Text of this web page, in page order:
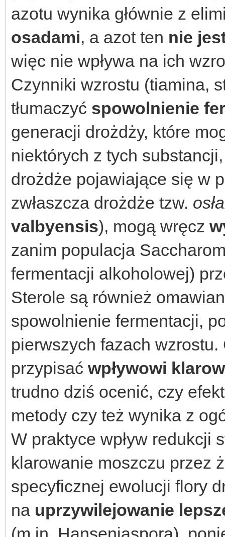
azotu wynika głównie z
osadami, a azot ten nie
więc nie wpływa na ich
Czynniki wzrostu (tiamina,
tłumaczyć spowolnienie
generacji drożdży, które
niektórych z tych
drożdże pojawiające się w
zwłaszcza drożdże tzw.
valbyensis), mogą wręcz
zanim populacja
fermentacji alkoholowej)
Sterole są również
spowolnienie fermentacji,
pierwszych fazach
przypisać wpływowi
trudno dziś ocenić, czy
metody czy też wynika z
W praktyce wpływ redukcji
klarowanie moszczu przez
specyficznej ewolucji flory
na uprzywilejowanie